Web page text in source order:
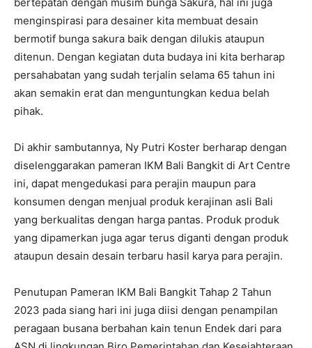
menginspirasi para desainer kita membuat desain
bermotif bunga sakura baik dengan dilukis ataupun
ditenun. Dengan kegiatan duta budaya ini kita berharap
persahabatan yang sudah terjalin selama 65 tahun ini
akan semakin erat dan menguntungkan kedua belah
pihak.
Di akhir sambutannya, Ny Putri Koster berharap dengan
diselenggarakan pameran IKM Bali Bangkit di Art Centre
ini, dapat mengedukasi para perajin maupun para
konsumen dengan menjual produk kerajinan asli Bali
yang berkualitas dengan harga pantas. Produk produk
yang dipamerkan juga agar terus diganti dengan produk
ataupun desain desain terbaru hasil karya para perajin.
Penutupan Pameran IKM Bali Bangkit Tahap 2 Tahun
2023 pada siang hari ini juga diisi dengan penampilan
peragaan busana berbahan kain tenun Endek dari para